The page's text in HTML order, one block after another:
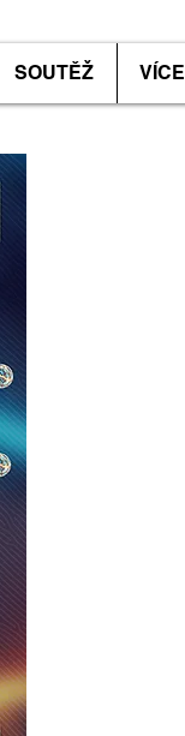
SOUTĚŽ VÍCE